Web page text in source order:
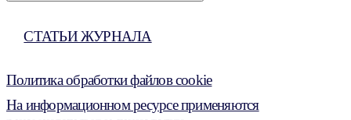
СТАТЬИ ЖУРНАЛА
Политика обработки файлов cookie
На информационном ресурсе применяются